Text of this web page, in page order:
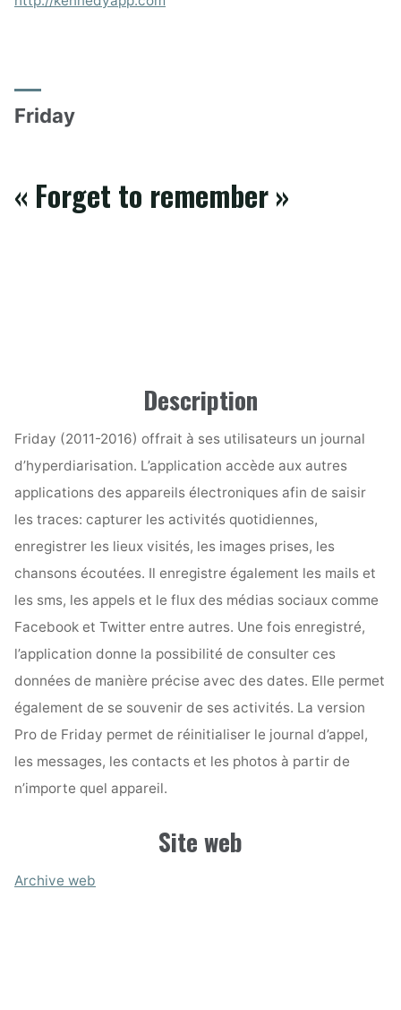
Friday
« Forget to remember »
Description
Friday (2011-2016) offrait à ses utilisateurs un journal
d’hyperdiarisation. L’application accède aux autres
applications des appareils électroniques afin de saisir
les traces: capturer les activités quotidiennes,
enregistrer les lieux visités, les images prises, les
chansons écoutées. Il enregistre également les mails et
les sms, les appels et le flux des médias sociaux comme
Facebook et Twitter entre autres. Une fois enregistré,
l’application donne la possibilité de consulter ces
données de manière précise avec des dates. Elle permet
également de se souvenir de ses activités. La version
Pro de Friday permet de réinitialiser le journal d’appel,
les messages, les contacts et les photos à partir de
n’importe quel appareil.
Site web
Archive web